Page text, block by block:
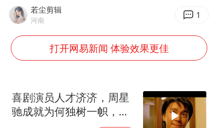
大疆错失宇树
5万小车卖不动 微型代步车集体遇冷
周星驰妈妈现身香港首映礼
上海地铁4条线路全线停运
若尘剪辑
河南 1
打开网易新闻 体验效果更佳
喜剧演员人才济济，周星
驰成就为何独树一帜，他